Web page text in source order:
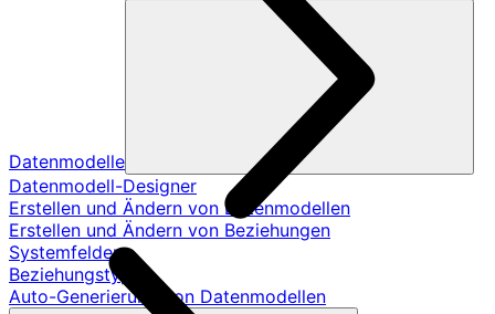
Datenmodelle
Datenmodell-Designer
Erstellen und Ändern von Datenmodellen
Erstellen und Ändern von Beziehungen
Systemfelder
Beziehungstypen
Auto-Generierung von Datenmodellen